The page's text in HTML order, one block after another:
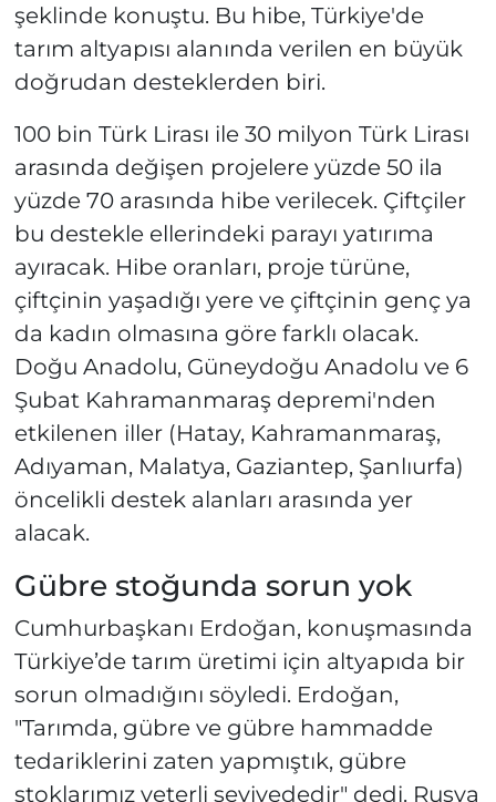
şeklinde konuştu. Bu hibe, Türkiye'de
tarım altyapısı alanında verilen en büyük
doğrudan desteklerden biri.
100 bin Türk Lirası ile 30 milyon Türk Lirası
arasında değişen projelere yüzde 50 ila
yüzde 70 arasında hibe verilecek. Çiftçiler
bu destekle ellerindeki parayı yatırıma
ayıracak. Hibe oranları, proje türüne,
çiftçinin yaşadığı yere ve çiftçinin genç ya
da kadın olmasına göre farklı olacak.
Doğu Anadolu, Güneydoğu Anadolu ve 6
Şubat Kahramanmaraş depremi'nden
etkilenen iller (Hatay, Kahramanmaraş,
Adıyaman, Malatya, Gaziantep, Şanlıurfa)
öncelikli destek alanları arasında yer
alacak.
Gübre stoğunda sorun yok
Cumhurbaşkanı Erdoğan, konuşmasında
Türkiye’de tarım üretimi için altyapıda bir
sorun olmadığını söyledi. Erdoğan,
"Tarımda, gübre ve gübre hammadde
tedariklerini zaten yapmıştık, gübre
stoklarımız yeterli seviyededir" dedi. Rusya